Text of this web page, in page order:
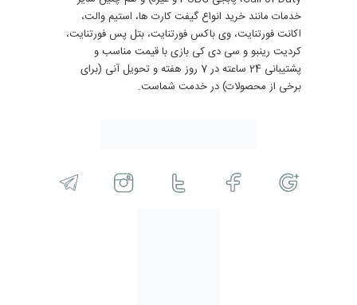
خدمات مانند خرید انواع گیفت کارت ها، استیم والت،
اکانت فورتنایت، وی باکس فورتنایت، بتل پس فورتنایت،
کردیت رینبو و سی دی کی بازی با قیمت مناسب و
پشتیبانی 24 ساعته در 7 روز هفته و تحویل آنی (برای
برخی از محصولات) در خدمت شماست.